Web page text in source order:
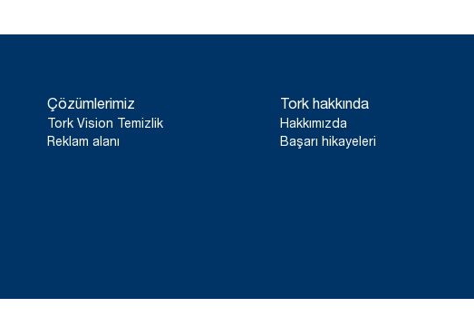
Çözümlerimiz
Tork Vision Temizlik
Reklam alanı
Tork hakkında
Hakkımızda
Başarı hikayeleri